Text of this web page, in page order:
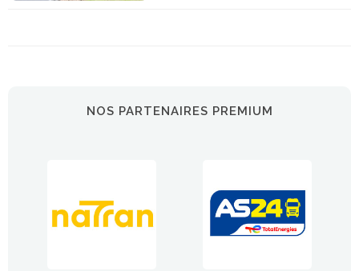
NOS PARTENAIRES PREMIUM